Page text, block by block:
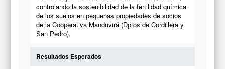
controlando la sostenibilidad de la fertilidad química
de los suelos en pequeñas propiedades de socios
de la Cooperativa Manduvirá (Dptos de Cordillera y
San Pedro).
Resultados Esperados